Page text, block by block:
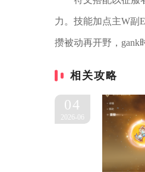
力。技能加点主W副
攒被动再开野，gank
相关攻略
04
2026-06